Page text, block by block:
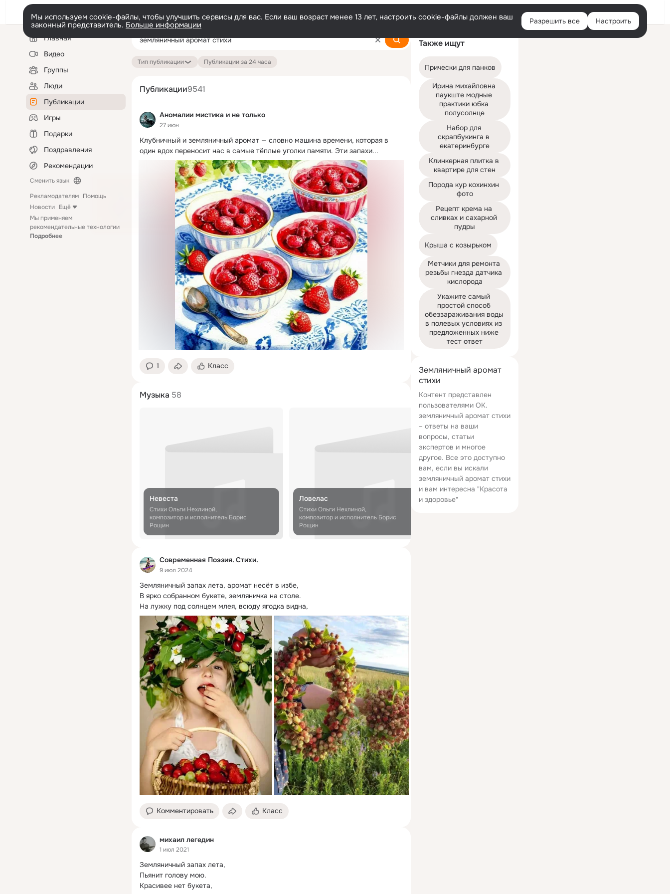
Войти
Мы используем cookie-файлы, чтобы улучшить сервисы для вас. Если ваш возраст менее 13 лет, настроить cookie-файлы должен ваш
законный представитель. Больше информации Разрешить все Настроить
Левая
колонкаГлавная
Видео
Группы
Люди
Публикации
Игры
Подарки
Поздравления
Рекомендации
Сменить язык
Рекламодателям Помощь
Новости Ещё
Мы применяем
рекомендательные технологии
Подробнее
Земляничный аромат
стихи
Контент представлен
пользователями ОК.
земляничный аромат стихи
– ответы на ваши
вопросы, статьи
экспертов и многое
другое. Все это доступно
вам, если вы искали
земляничный аромат стихи
и вам интересна "Красота
и здоровье"
Также ищут
Прически для панков
Ирина михайловна
паукште модные
практики юбка
полусолнце
Набор для
скрапбукинга в
екатеринбурге
Клинкерная плитка в
квартире для стен
Порода кур кохинхин
фото
Рецепт крема на
сливках и сахарной
пудры
Крыша с козырьком
Метчики для ремонта
резьбы гнезда датчика
кислорода
Укажите самый
простой способ
обеззараживания воды
в полевых условиях из
предложенных ниже
тест ответ
Тип публикации
Публикации за 24 часа
Публикации9541
Аномалии мистика и не только
27 июн
Клубничный и земляничный аромат — словно машина времени, которая в
один вдох переносит нас в самые тёплые уголки памяти. Эти запахи...
1 Класс
Музыка 58
Невеста
Стихи Ольги Нехлиной,
композитор и исполнитель Борис
Рощин
Ловелас
Стихи Ольги Нехлиной,
композитор и исполнитель Борис
Рощин
Аромат букета (2012.03.07;
Современная Поэзия. Стихи.
9 июл 2024
Земляничный запах лета, аромат несёт в избе,
В ярко собранном букете, земляничка на столе.
На лужку под солнцем млея, всюду ягодка видна,
Комментировать Класс
михаил легедин
1 июл 2021
Земляничный запах лета,
Пьянит голову мою.
Красивее нет букета,